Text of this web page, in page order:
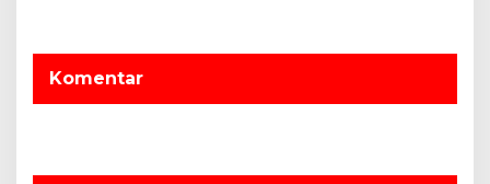
p
o
Komentar